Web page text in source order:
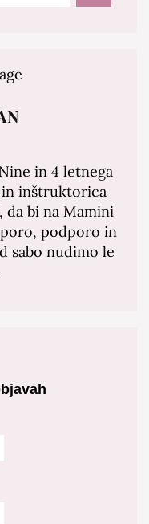
in 4 letnega
in inštruktorica
da bi na Mamini
podporo in
sabo nudimo le